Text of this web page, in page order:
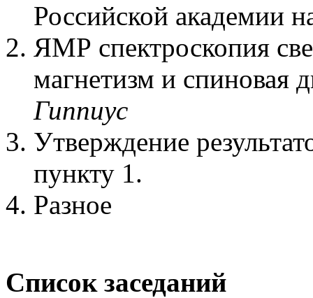
Российской академии
ЯМР спектроскопия
магнетизм и спиновая
Гиппиус
Утверждение
пункту 1.
Разное
Список заседаний